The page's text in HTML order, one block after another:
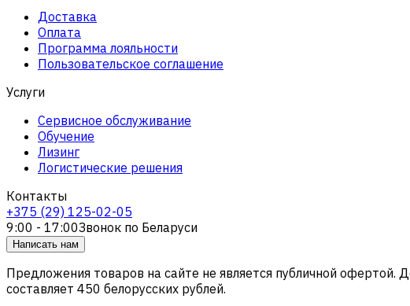
Доставка
Оплата
Программа лояльности
Пользовательское соглашение
Услуги
Сервисное обслуживание
Обучение
Лизинг
Логистические решения
Контакты
+375 (29) 125-02-05
9:00 - 17:00Звонок по Беларуси
Написать нам
Предложения товаров на сайте не является публичной
составляет 450 белорусских рублей.